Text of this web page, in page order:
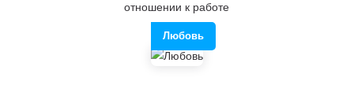
отношении к работе
Любовь